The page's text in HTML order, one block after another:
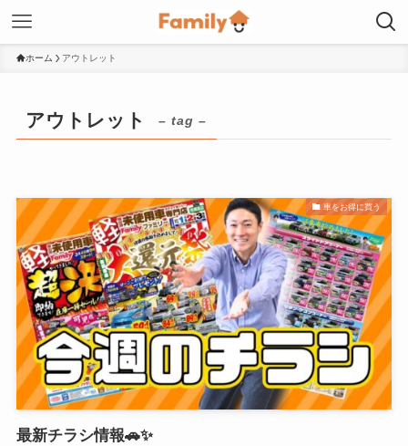
ホーム アウトレット
アウトレット – tag –
車をお得に買う
最新チラシ情報🚗✨